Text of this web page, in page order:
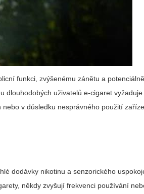
funkci, zvýšenému zánětu a
dlouhodobých uživatelů e-cigaret
v důsledku nesprávného použití
dodávky nikotinu a senzorického
někdy zvyšují frekvenci používání